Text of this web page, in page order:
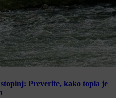
Preverite, kako topla je